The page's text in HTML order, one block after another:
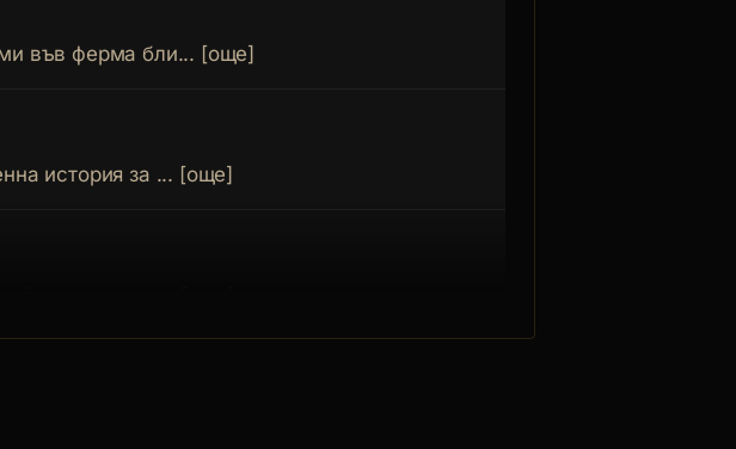
във ферма бли... [още]
история за ... [още]